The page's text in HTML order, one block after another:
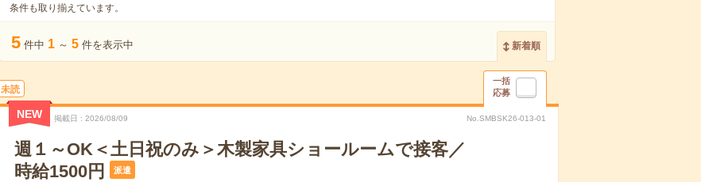
条件も取り揃えています。
5 件中 1 ～ 5 件を表示中 新着順
未読
一括
応募
NEW 掲載日 2026/08/09 No.SMBSK26-013-01
週１～OK＜土日祝のみ＞木製家具ショールームで接客／
時給1500円
派遣